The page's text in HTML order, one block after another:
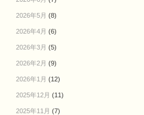
2026年5月 (8)
2026年4月 (6)
2026年3月 (5)
2026年2月 (9)
2026年1月 (12)
2025年12月 (11)
2025年11月 (7)